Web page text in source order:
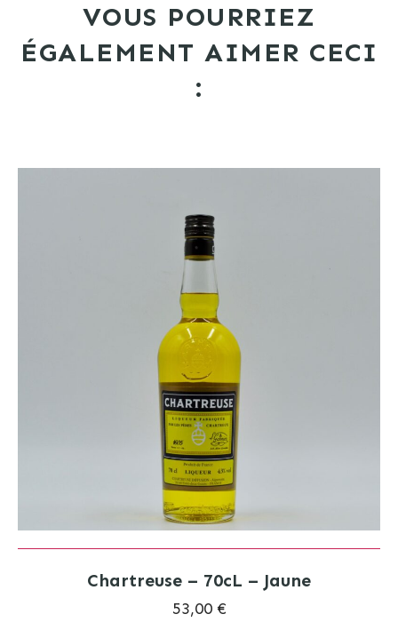
VOUS POURRIEZ
ÉGALEMENT AIMER CECI
:
Chartreuse – 70cL – Jaune
53,00 €